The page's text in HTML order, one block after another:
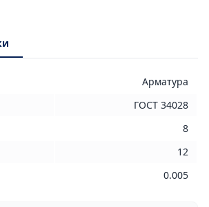
Арматура
ГОСТ 34028
8
12
0.005